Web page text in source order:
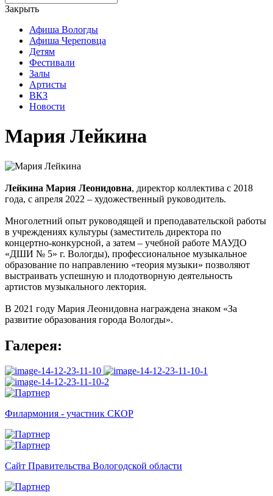
Закрыть
Афиша Вологды
Афиша Череповца
Детям
Фестивали
Залы
Артисты
ВКЗ
Новости
Мария Лейкина
Лейкина Мария Леонидовна, директор коллектива с 2018
года, с апреля 2022 – художественный руководитель.
Многолетний опыт руководящей и преподавательской работы
в учреждениях культуры (заместитель директора по
концертно-конкурсной, а затем – учебной работе МАУДО
«ДШИ № 5» г. Вологды), профессиональное музыкальное
образование по направлению «теория музыки» позволяют
выстраивать успешную и плодотворную деятельность
артистов музыкального лектория.
В 2021 году Мария Леонидовна награждена знаком «За
развитие образования города Вологды».
Галерея:
Филармония - участник СКОР
Сайт Правительства Вологодской области